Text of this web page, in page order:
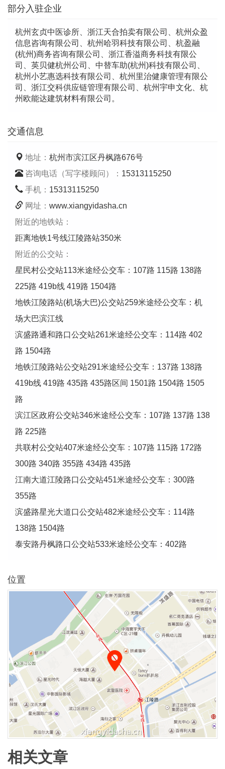
部分入驻企业
杭州玄贞中医诊所、浙江天合拍卖有限公司、杭州众盈
信息咨询有限公司、杭州哈羽科技有限公司、杭盈融
(杭州)商务咨询有限公司、浙江香溢商务科技有限公
司、英贝健杭州公司、中替车助(杭州)科技有限公司、
杭州小艺惠选科技有限公司、杭州里治健康管理有限公
司、浙江交科供应链管理有限公司、杭州宇申文化、杭
州欧能达建筑材料有限公司。
交通信息
地址： 杭州市滨江区丹枫路676号
咨询电话（写字楼顾问）： 15313115250
手机： 15313115250
网址： www.xiangyidasha.cn
附近的地铁站：
距离地铁1号线江陵路站350米
附近的公交站：
星民村公交站113米途经公交车：107路 115路 138路
225路 419b线 419路 1504路
地铁江陵路站(机场大巴)公交站259米途经公交车：机
场大巴滨江线
滨盛路通和路口公交站261米途经公交车：114路 402
路 1504路
地铁江陵路站公交站291米途经公交车：137路 138路
419b线 419路 435路 435路区间 1501路 1504路 1505
路
滨江区政府公交站346米途经公交车：107路 137路 138
路 225路
共联村公交站407米途经公交车：107路 115路 172路
300路 340路 355路 434路 435路
江南大道江陵路口公交站451米途经公交车：300路
355路
滨盛路星光大道口公交站482米途经公交车：114路
138路 1504路
泰安路丹枫路口公交站533米途经公交车：402路
位置
相关文章